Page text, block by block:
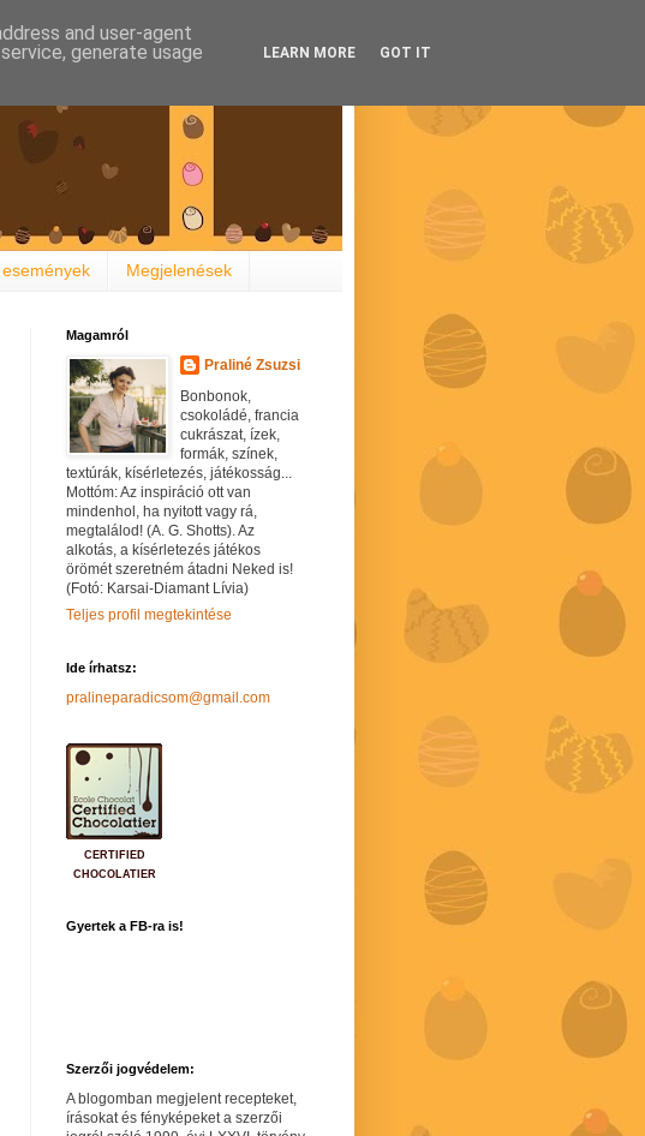
Megjelenések
Magamról
Praliné Zsuzsi
Bonbonok,
csokoládé, francia
cukrászat, ízek,
formák, színek,
textúrák, kísérletezés, játékosság...
Mottóm: Az inspiráció ott van
mindenhol, ha nyitott vagy rá,
megtalálod! (A. G. Shotts). Az
alkotás, a kísérletezés játékos
örömét szeretném átadni Neked is!
(Fotó: Karsai-Diamant Lívia)
Teljes profil megtekintése
Ide írhatsz:
pralineparadicsom@gmail.com
CERTIFIED
CHOCOLATIER
Gyertek a FB-ra is!
Szerzői jogvédelem:
A blogomban megjelent recepteket,
írásokat és fényképeket a szerzői
and user-agent
generate usage
LEARN MORE GOT IT